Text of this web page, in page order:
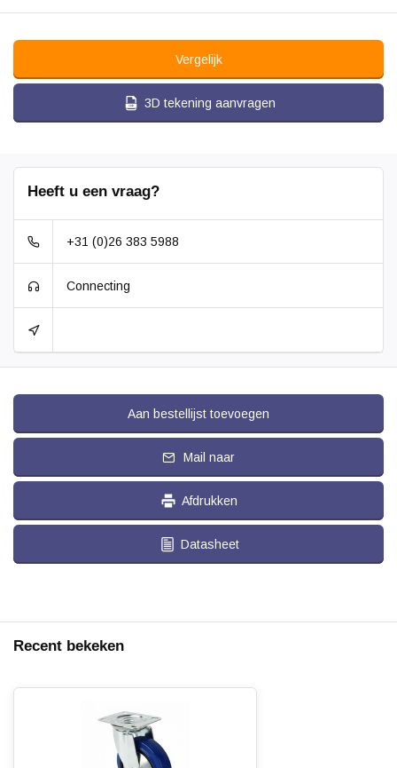
Vergelijk
3D tekening aanvragen
Heeft u een vraag?
+31 (0)26 383 5988
Connecting
Aan bestellijst toevoegen
Mail naar
Afdrukken
Datasheet
Recent bekeken